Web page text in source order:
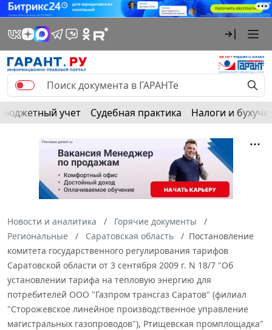
Бюджетный учет Судебная практика Налоги и
Новости и аналитика
Горячие документы
Региональные
Саратовская область
Постановление
комитета государственного регулирования тарифов
Саратовской области от 3 сентября 2009 г. N 18/7 "Об
установлении тарифа на тепловую энергию для
потребителей ООО "Газпром трансгаз Саратов" (филиал
"Сторожевское линейное производственное управление
магистральных газопроводов"), Ртищевская промплощадка"